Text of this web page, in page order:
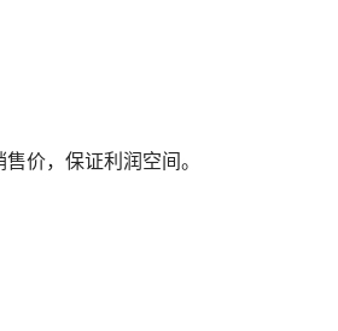
价，保证利润空间。